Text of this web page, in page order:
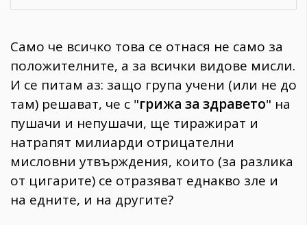
Само че всичко това се отнася не само за
положителните, а за всички видове мисли.
И се питам аз: защо група учени (или не до
там) решават, че с "грижа за здравето" на
пушачи и непушачи, ще тиражират и
натрапят милиарди отрицателни
мисловни утвърждения, които (за разлика
от цигарите) се отразяват еднакво зле и
на едните, и на другите?